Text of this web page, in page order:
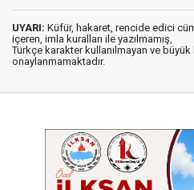
UYARI: Küfür, hakaret, rencide edici
içeren, imla kuralları ile yazılmamış,
Türkçe karakter kullanılmayan ve büyük
onaylanmamaktadır.